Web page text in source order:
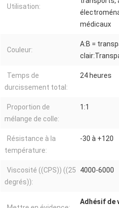
Utilisation:
médicaux
Couleur:
A:B =
Temps de
durcissement total:
24 heures
Proportion de
mélange de colle:
1:1
Résistance à la
température:
-30 à +120
Viscosité ((CPS)) ((25
degrés)):
4000-6000
Adhésif de